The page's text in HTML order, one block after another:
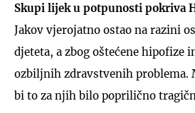
Skupi lijek u potpunosti pokriva
Jakov vjerojatno ostao na razini
djeteta, a zbog oštećene hipofize
ozbiljnih zdravstvenih problema.
bi to za njih bilo poprilično